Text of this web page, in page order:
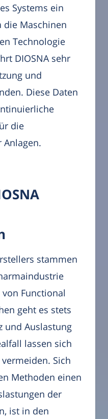
Systems ein
die Maschinen
Technologie
DIOSNA sehr
und
Diese Daten
die
stammen
Functional
geht es stets
und Auslastung
lassen sich
Sich
Methoden einen
der
ist in den